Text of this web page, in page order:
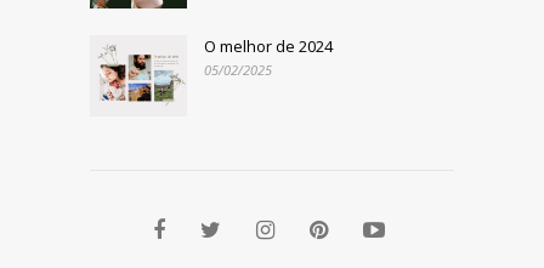
O melhor de 2024
05/02/2025